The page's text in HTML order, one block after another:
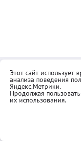
Контакты
Как купить
Реквизиты
Этот сайт
анализа поведения
Яндекс.Метрики.
Продолжая
их использования.